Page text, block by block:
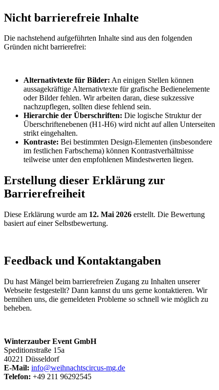
Nicht barrierefreie Inhalte
Die nachstehend aufgeführten Inhalte sind aus den folgenden
Gründen nicht barrierefrei:
Alternativtexte für Bilder: An einigen Stellen können
aussagekräftige Alternativtexte für grafische Bedienelemente
oder Bilder fehlen. Wir arbeiten daran, diese sukzessive
nachzupflegen, sollten diese fehlend sein.
Hierarchie der Überschriften: Die logische Struktur der
Überschriftenebenen (H1-H6) wird nicht auf allen Unterseiten
strikt eingehalten.
Kontraste: Bei bestimmten Design-Elementen (insbesondere
im festlichen Farbschema) können Kontrastverhältnisse
teilweise unter den empfohlenen Mindestwerten liegen.
Erstellung dieser Erklärung zur
Barrierefreiheit
Diese Erklärung wurde am 12. Mai 2026 erstellt. Die Bewertung
basiert auf einer Selbstbewertung.
Feedback und Kontaktangaben
Du hast Mängel beim barrierefreien Zugang zu Inhalten unserer
Webseite festgestellt? Dann kannst du uns gerne kontaktieren. Wir
bemühen uns, die gemeldeten Probleme so schnell wie möglich zu
beheben.
Winterzauber Event GmbH
Speditionstraße 15a
40221 Düsseldorf
E-Mail: info@weihnachtscircus-mg.de
Telefon: +49 211 96292545